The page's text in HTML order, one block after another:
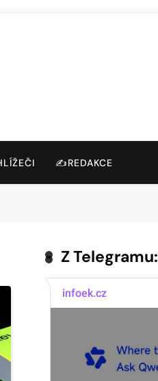
✍️REDAKCE
Z Telegramu: